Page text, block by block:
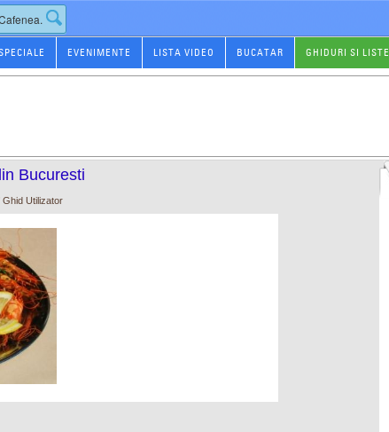
EVENIMENTE LISTA VIDEO BUCATAR GHIDURI SI LISTE
Bucuresti
Ghid Utilizator